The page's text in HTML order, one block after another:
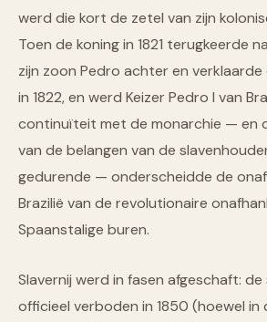
werd die kort de zetel van zijn
Toen de koning in 1821 terugkeerde
zijn zoon Pedro achter en verklaarde
in 1822, en werd Keizer Pedro I van
continuïteit met de monarchie — en
van de belangen van de
gedurende — onderscheidde de
Brazilië van de revolutionaire
Spaanstalige buren.
Slavernij werd in fasen afgeschaft: de
officieel verboden in 1850 (hoewel in